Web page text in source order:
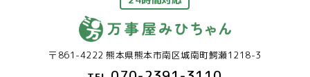
〒861-4222 熊本県熊本市南区城南町鰐瀬1218-3